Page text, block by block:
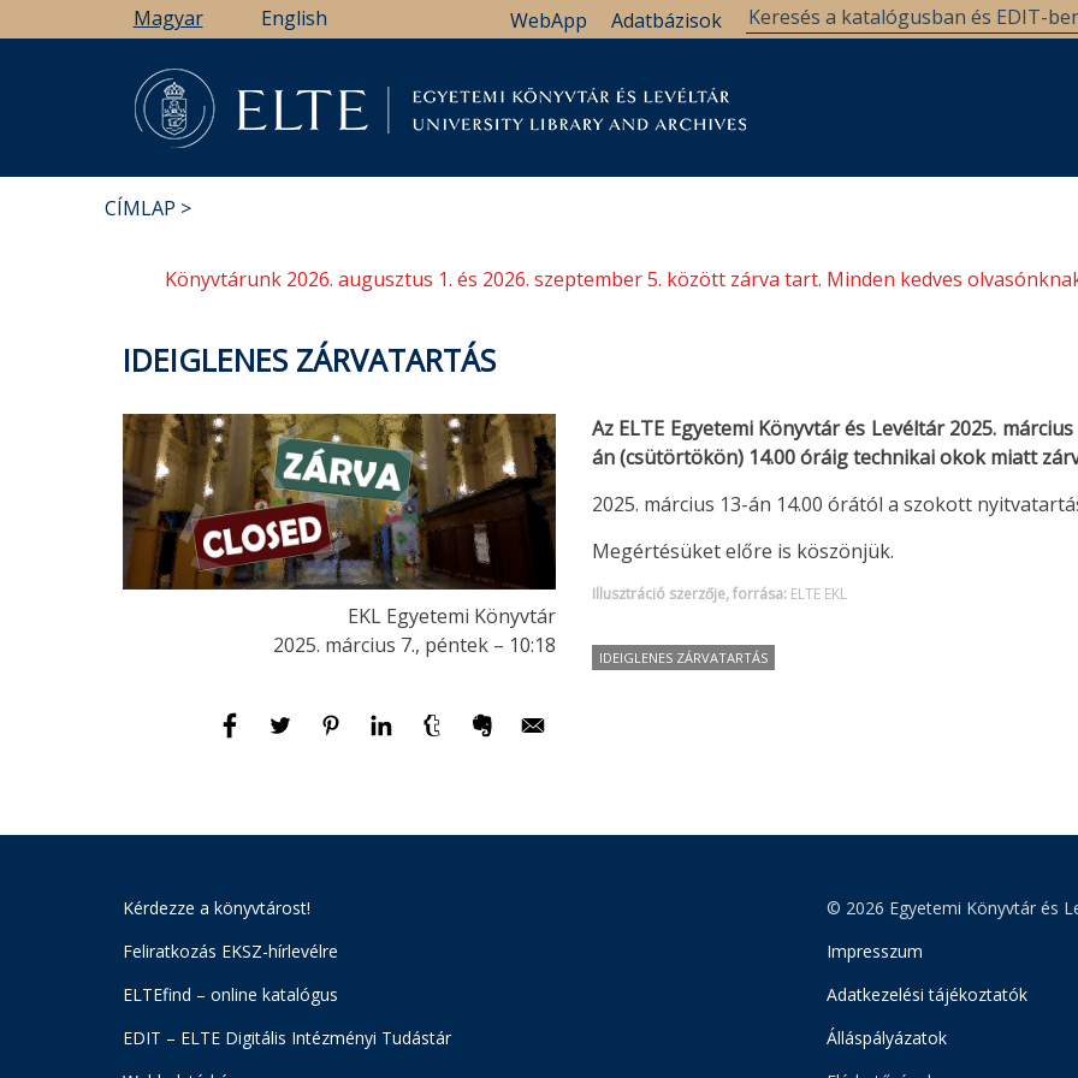
a
Magyar English Adatbázisok
WebApp
CÍMLAP
Könyvtárunk 2026. augusztus 1. és 2026. szeptember 5. között zárva tart. Minden kedves
IDEIGLENES ZÁRVATARTÁS
EKL Egyetemi Könyvtár
2025. március 7., péntek – 10:18
Az ELTE Egyetemi Könyvtár és Levéltár 2025.
án (csütörtökön) 14.00 óráig technikai okok miatt
2025. március 13-án 14.00 órától a szokott
Megértésüket előre is köszönjük.
Illusztráció szerzője, forrása: ELTE EKL
IDEIGLENES ZÁRVATARTÁS
Kérdezze a könyvtárost!
Feliratkozás EKSZ-hírlevélre
ELTEfind – online katalógus
EDIT – ELTE Digitális Intézményi Tudástár
© 2026 Egyetemi Könyvtár és
Impresszum
Adatkezelési tájékoztatók
Álláspályázatok